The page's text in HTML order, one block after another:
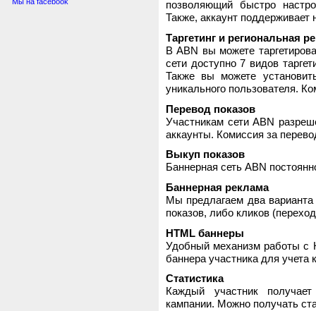
позволяющий быстро
Также, аккаунт поддерживает
Таргетинг и региональная
В ABN вы можете
сети доступно 7 видов
Также вы можете
уникального пользователя.
Перевод показов
Участникам сети ABN
аккаунты. Комиссия за
Выкуп показов
Баннерная сеть ABN
Баннерная реклама
Мы предлагаем два
показов, либо кликов
HTML баннеры
Удобный механизм работы с
баннера участника для
Статистика
Каждый участник
кампании. Можно получать